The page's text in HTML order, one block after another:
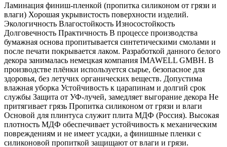
Ламинация финиш-пленкой (пропитка силиконом от грязи и
влаги) Хорошая укрывистость поверхности изделий.
Экологичность Влагостойкость Износостойкость
Долговечность Практичность В процессе производства
бумажная основа пропитывается синтетическими смолами и
после печати покрывается лаком. Разработкой данного белого
декора занималась немецкая компания IMAWELL GMBH. В
производстве плёнки используется сырье, безопасное для
здоровья, без летучих органических веществ. Допустима
влажная уборка Устойчивость к царапинам и долгий срок
службы Защита от УФ-лучей, замедляет выгорание декора Не
притягивает грязь Пропитка силиконом от грязи и влаги
Основой для плинтуса служит плита МДФ (Россия). Высокая
плотность МДФ обеспечивает устойчивость к механическим
повреждениям и не имеет усадки, а финишные пленки с
силиконовой пропиткой защищают от влаги и грязи.